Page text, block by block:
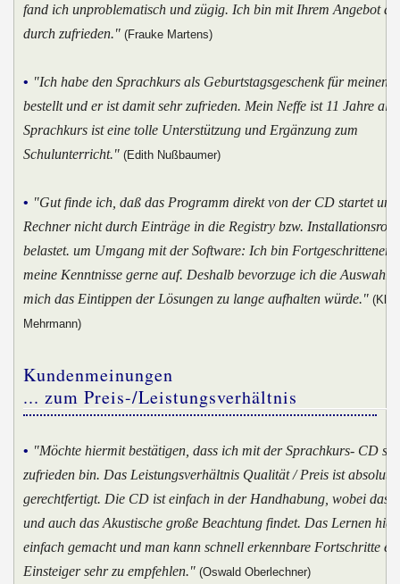
fand ich unproblematisch und zügig. Ich bin mit Ihrem Angebot
durch zufrieden."(Frauke Martens)
• "Ich habe den Sprachkurs als Geburtstagsgeschenk für meinen
bestellt und er ist damit sehr zufrieden. Mein Neffe ist 11 Jahre alt
Sprachkurs ist eine tolle Unterstützung und Ergänzung zum
Schulunterricht."(Edith Nußbaumer)
• "Gut finde ich, daß das Programm direkt von der CD startet und
Rechner nicht durch Einträge in die Registry bzw.
belastet. um Umgang mit der Software: Ich bin Fortgeschrittener
meine Kenntnisse gerne auf. Deshalb bevorzuge ich die
mich das Eintippen der Lösungen zu lange aufhalten würde."
Mehrmann)
Kundenmeinungen
... zum Preis-/Leistungsverhältnis
• "Möchte hiermit bestätigen, dass ich mit der Sprachkurs- CD
zufrieden bin. Das Leistungsverhältnis Qualität / Preis ist absolut
gerechtfertigt. Die CD ist einfach in der Handhabung, wobei das
und auch das Akustische große Beachtung findet. Das Lernen
einfach gemacht und man kann schnell erkennbare Fortschritte
Einsteiger sehr zu empfehlen."(Oswald Oberlechner)